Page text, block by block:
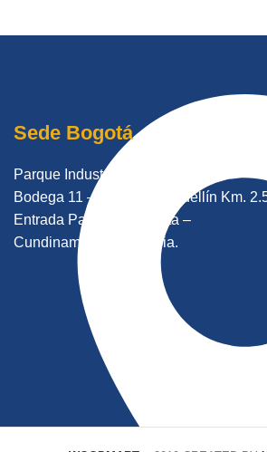
Sede Bogotá
Parque Industrial Lutransa
Bodega 11 – Autopista Medellín Km.
Entrada Parecelas – Cota –
Cundinamarca Colombia.